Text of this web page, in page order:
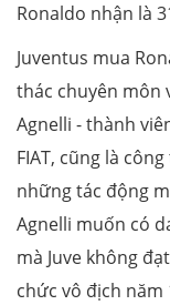
Ronaldo nhận là
Juventus mua
thác chuyên môn
Agnelli - thành
FIAT, cũng là
những tác động
Agnelli muốn có
mà Juve không
chức vô địch năm